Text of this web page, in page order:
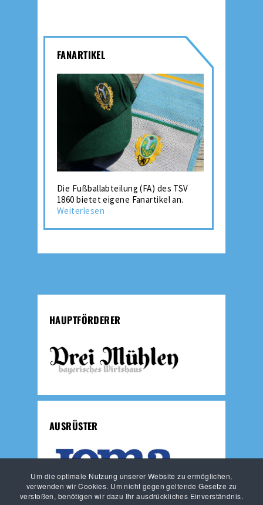
Um die optimale Nutzung unserer Website zu ermöglichen,
verwenden wir Cookies. Um nicht gegen geltende Gesetze zu
verstoßen, benötigen wir dazu Ihr ausdrückliches Einverständnis.
FANARTIKEL
Die Fußballabteilung (FA) des TSV
1860 bietet eigene Fanartikel an.
Weiterlesen
HAUPTFÖRDERER
AUSRÜSTER